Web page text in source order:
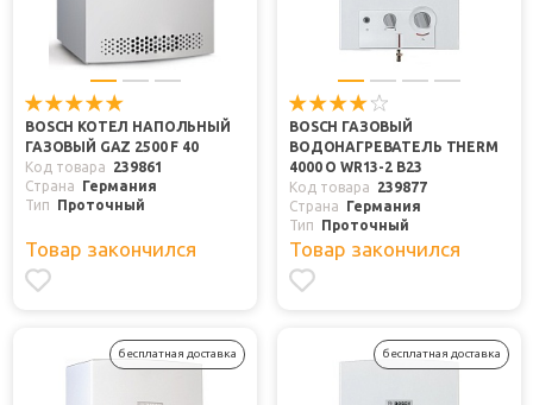
BOSCH КОТЕЛ НАПОЛЬНЫЙ
ГАЗОВЫЙ GAZ 2500 F 40
Код товара
239861
Страна
Германия
Тип
Проточный
Товар закончился
BOSCH ГАЗОВЫЙ
ВОДОНАГРЕВАТЕЛЬ THERM
4000 O WR13-2 B23
Код товара
239877
Страна
Германия
Тип
Проточный
Товар закончился
бесплатная доставка бесплатная доставка